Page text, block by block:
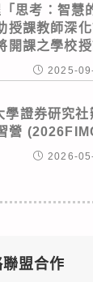
思考：智慧
授課教師深
開課之學校
2025-
學證券研究
營
2026-
盟合作